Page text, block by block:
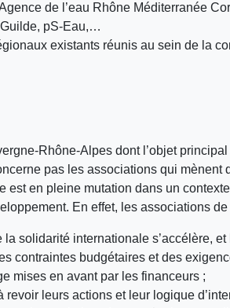
de l’eau Rhône Méditerranée
pS-Eau,…
existants réunis au sein de la
Rhône-Alpes dont l’objet
pas les associations qui
est en pleine mutation dans un
En effet, les associations
solidarité internationale s’accélère,
contraintes budgétaires et des
mises en avant par les financeurs ;
leurs actions et leur logique